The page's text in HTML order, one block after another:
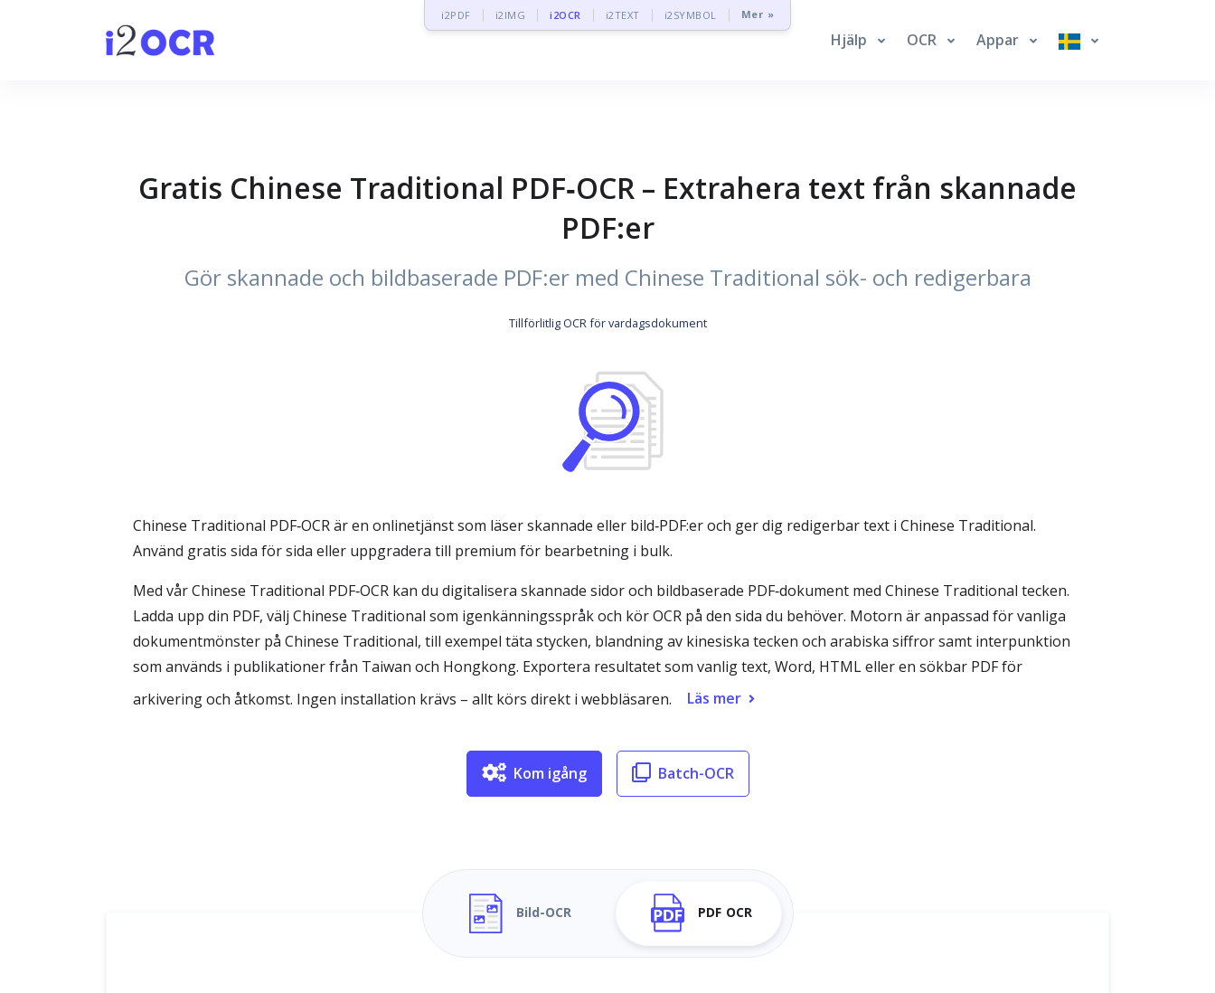
i2PDF i2IMG i2OCR i2TEXT i2SYMBOL Mer »
Hjälp OCR Appar
Gratis Chinese Traditional PDF‑OCR – Extrahera text från skannade
PDF:er
Gör skannade och bildbaserade PDF:er med Chinese Traditional sök- och redigerbara
Tillförlitlig OCR för vardagsdokument
Chinese Traditional PDF‑OCR är en onlinetjänst som läser skannade eller bild‑PDF:er och ger dig redigerbar text i Chinese Traditional.
Använd gratis sida för sida eller uppgradera till premium för bearbetning i bulk.
Med vår Chinese Traditional PDF‑OCR kan du digitalisera skannade sidor och bildbaserade PDF‑dokument med Chinese Traditional tecken.
Ladda upp din PDF, välj Chinese Traditional som igenkänningsspråk och kör OCR på den sida du behöver. Motorn är anpassad för vanliga
dokumentmönster på Chinese Traditional, till exempel täta stycken, blandning av kinesiska tecken och arabiska siffror samt interpunktion
som används i publikationer från Taiwan och Hongkong. Exportera resultatet som vanlig text, Word, HTML eller en sökbar PDF för
arkivering och åtkomst. Ingen installation krävs – allt körs direkt i webbläsaren.
Läs mer
Kom igång Batch-OCR
Bild-OCR PDF OCR